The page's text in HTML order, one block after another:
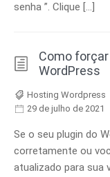
senha ”. Clique […]
Como
WordPress
Hosting Wordpress
29 de julho de 2021
Se o seu plugin do
corretamente ou
atualizado para sua